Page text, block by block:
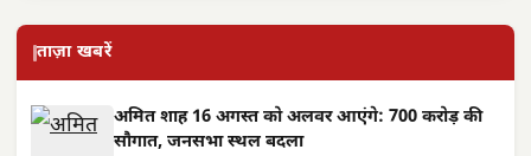
ताज़ा खबरें
अमित शाह 16 अगस्त को अलवर आएंगे: 700 करोड़ की
सौगात, जनसभा स्थल बदला